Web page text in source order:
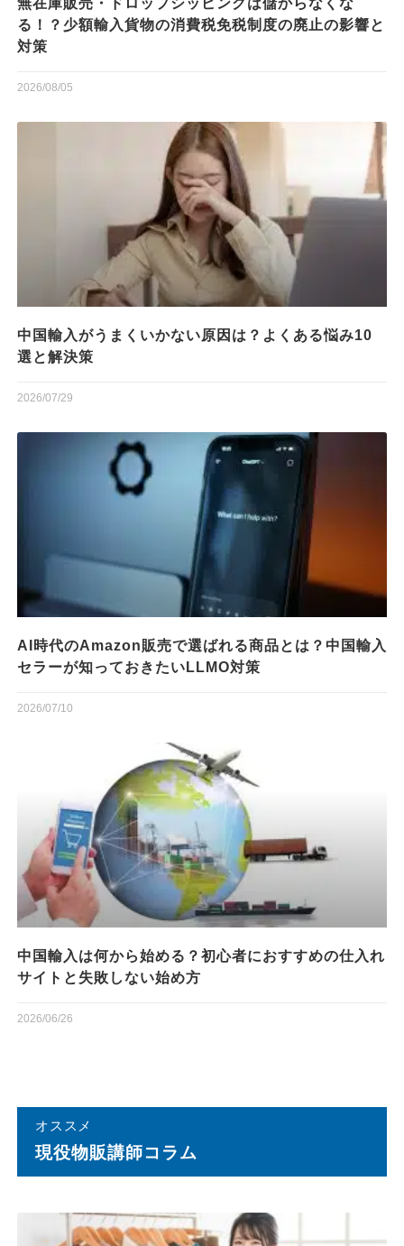
る！？少額輸入貨物の消費税免税制度の廃止の影響と
対策
2026/08/05
中国輸入がうまくいかない原因は？よくある悩み10
選と解決策
2026/07/29
AI時代のAmazon販売で選ばれる商品とは？中国輸入
セラーが知っておきたいLLMO対策
2026/07/10
中国輸入は何から始める？初心者におすすめの仕入れ
サイトと失敗しない始め方
2026/06/26
オススメ
現役物販講師コラム